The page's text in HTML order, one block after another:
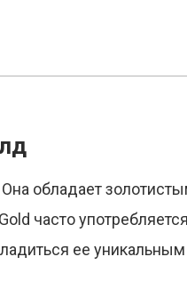
обладает
часто
ее уникальным